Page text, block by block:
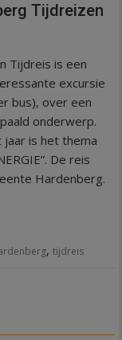
Tijdreizen
Tijdreis is een
excursie
bus), over een
onderwerp.
jaar is het thema
De reis
Hardenberg.
,tijdreis